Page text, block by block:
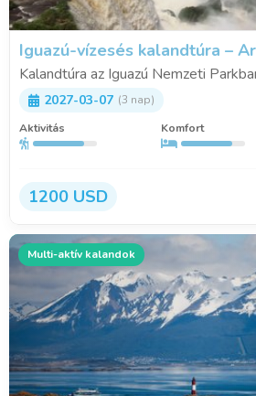
Iguazú-vízesés kalandtúra –
Kalandtúra az Iguazú Nemzeti
2027-03-07 (3 nap)
Aktivitás
Komfort
1200 USD
Multi-aktív kalandok